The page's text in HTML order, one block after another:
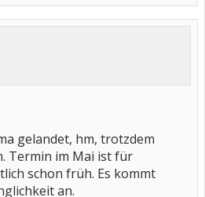
gelandet, hm, trotzdem
Termin im Mai ist für
schon früh. Es kommt
an.